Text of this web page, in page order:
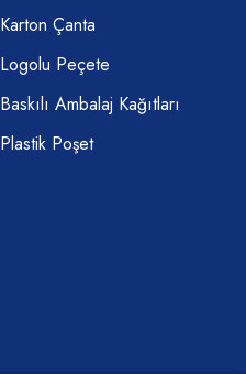
Karton Çanta
Logolu Peçete
Baskılı Ambalaj Kağıtları
Plastik Poşet